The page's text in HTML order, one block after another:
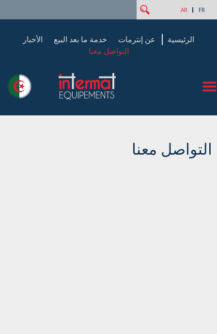
استمارة البحث
‏بحث ‏ FR
AR
الرئيسية عن إنترمات خدمة ما بعد البيع
الأخبار
التواصل معنا
التواصل معنا